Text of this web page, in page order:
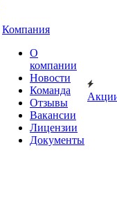
Компания
О
компании
Новости
Команда
Отзывы
Вакансии
Лицензии
Документы